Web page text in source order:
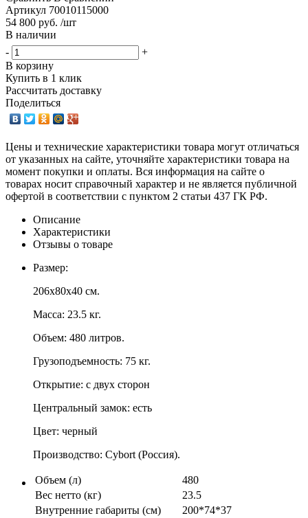
Артикул 70010115000
54 800 руб. /шт
В наличии
-
+
В корзину
Купить в 1 клик
Рассчитать доставку
Поделиться
Цены и технические характеристики товара могут отличаться
от указанных на сайте, уточняйте характеристики товара на
момент покупки и оплаты. Вся информация на сайте о
товарах носит справочный характер и не является публичной
офертой в соответствии с пунктом 2 статьи 437 ГК РФ.
Описание
Характеристики
Отзывы о товаре
Размер:
206х80х40 см.
Масса: 23.5 кг.
Объем: 480 литров.
Грузоподъемность: 75 кг.
Открытие: с двух сторон
Центральный замок: есть
Цвет: черный
Производство: Cybort (Россия).
Объем (л)
480
Вес нетто (кг)
23.5
Внутренние габариты (см)
200*74*37